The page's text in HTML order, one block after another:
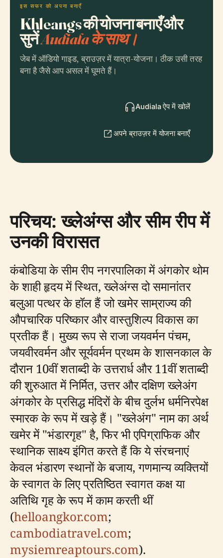
इस सफर को अपना बनाएँ
Khleangs की योजना बनाएँ और
सुनेंAudiala के साथ।
जेब में ऑडियो गाइड, ब्राउज़र में यात्रा-योजना। ठीक उसी तरह
बना है जैसे आप असल में घूमते हैं।
Audiala ऐप में खोलें
अपने ब्राउज़र में योजना बनाएँ
परिचय: ख्लेअंग्स और सीम रीप में
उनकी विरासत
कंबोडिया के सीम रीप नगरपालिका में अंगकोर थोम
के शाही हृदय में स्थित, ख्लेअंग्स दो समानांतर
बलुआ पत्थर के हॉल हैं जो खमेर साम्राज्य की
औपचारिक परिष्कार और वास्तुशिल्प विकास का
प्रतीक हैं। मुख्य रूप से राजा जयवर्मन पंचम,
जयवीरवर्मन और सूर्यवर्मन प्रथम के शासनकाल के
दौरान 10वीं शताब्दी के उत्तरार्ध और 11वीं शताब्दी
की शुरुआत में निर्मित, उत्तर और दक्षिण ख्लेअंग
अंगकोर के प्रसिद्ध मंदिरों के बीच दुर्लभ धर्मनिरपेक्ष
स्मारक के रूप में खड़े हैं। "ख्लेअंग" नाम का अर्थ
खमेर में "भंडारगृह" है, फिर भी एपिग्राफिक और
स्थानिक साक्ष्य इंगित करते हैं कि ये संरचनाएं
केवल भंडारण स्थानों के बजाय, गणमान्य व्यक्तियों
के स्वागत के लिए प्रतिष्ठित स्वागत कक्ष या
अतिथि गृह के रूप में काम करती थीं
(helloangkor.com;
cambodiatravel.com;
mysiemreaptours.com).